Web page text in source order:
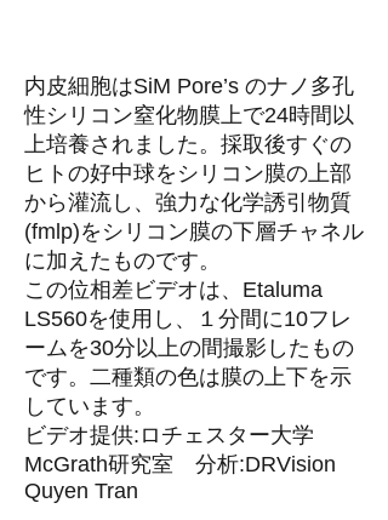
内皮細胞はSiM Pore’s のナノ多孔
性シリコン窒化物膜上で24時間以
上培養されました。採取後すぐの
ヒトの好中球をシリコン膜の上部
から灌流し、強力な化学誘引物質
(fmlp)をシリコン膜の下層チャネル
に加えたものです。
この位相差ビデオは、Etaluma
LS560を使用し、１分間に10フレ
ームを30分以上の間撮影したもの
です。二種類の色は膜の上下を示
しています。
ビデオ提供:ロチェスター大学
McGrath研究室 分析:DRVision
Quyen Tran